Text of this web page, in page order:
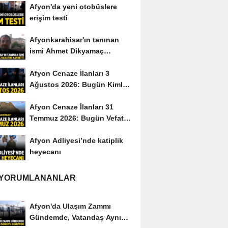
Afyon'da yeni otobüslere
erişim testi
Afyonkarahisar'ın tanınan
ismi Ahmet Dikyamaç
Afyon Cenaze İlanları 3
Ağustos 2026: Bugün Kimler
Afyon Cenaze İlanları 31
Temmuz 2026: Bugün Vefat
Afyon Adliyesi’nde katiplik
heyecanı
Afyon'da Ulaşım Zammı
Gündemde, Vatandaş Aynı